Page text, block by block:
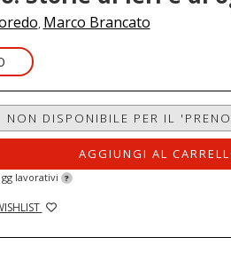
, Marco Brancato
NON DISPONIBILE PER IL
AGGIUNGI AL
lavorativi ?